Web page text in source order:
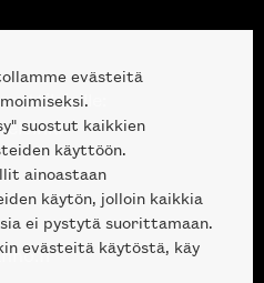
evästeitä
suostut kaikkien
käyttöön.
ainoastaan
käytön, jolloin kaikkia
ei pystytä suorittamaan.
evästeitä käytöstä, käy